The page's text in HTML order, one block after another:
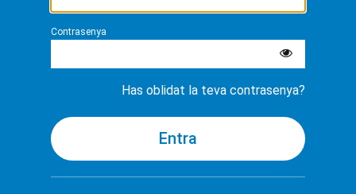
Contrasenya
Has oblidat la teva contrasenya?